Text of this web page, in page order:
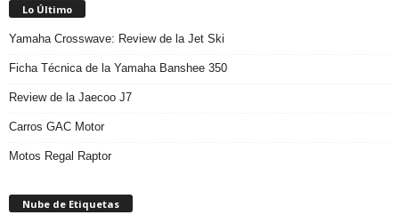
Lo Último
Yamaha Crosswave: Review de la Jet Ski
Ficha Técnica de la Yamaha Banshee 350
Review de la Jaecoo J7
Carros GAC Motor
Motos Regal Raptor
Nube de Etiquetas